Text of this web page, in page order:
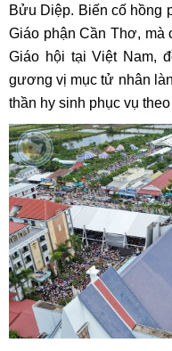
Bửu Diệp. Biến cố hồng
Giáo phận Cần Thơ, mà
Giáo hội tại Việt Nam,
gương vị mục tử nhân
thần hy sinh phục vụ